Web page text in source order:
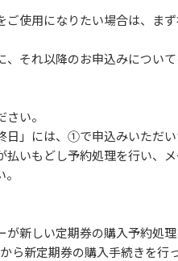
使用になりたい場合は、ま
それ以降のお申込みについ
い。
日」には、①で申込みいただ
いもどし予約処理を行い、
新しい定期券の購入予約処
ら新定期券の購入手続きを行